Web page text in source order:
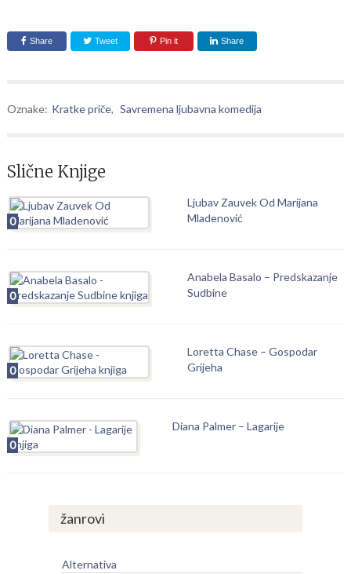
Share Tweet Pin it Share
Oznake: Kratke priče, Savremena ljubavna komedija
Slične Knjige
0
Ljubav Zauvek Od Marijana
Mladenović
0
Anabela Basalo – Predskazanje
Sudbine
0
Loretta Chase – Gospodar
Grijeha
0
Diana Palmer – Lagarije
žanrovi
Alternativa